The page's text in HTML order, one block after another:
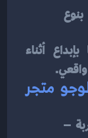
: يجب أن يُوحي بنوع
أثناء
ماذا يجب أن يظهر في لوجو متجر
رمز يرمز للتسوق أو التقنية (عربة –